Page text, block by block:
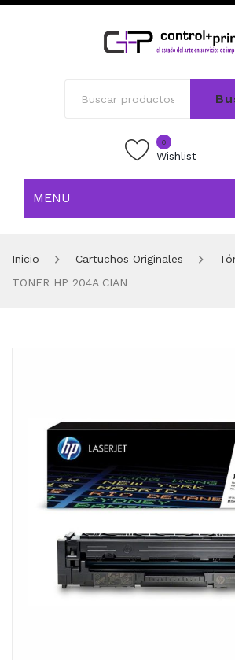
0
Wishlist
MENU
Inicio Cartuchos Originales
TONER HP 204A CIAN